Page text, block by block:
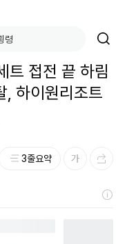
트 접전 끝 하림
, 하이원리조트
3줄요약